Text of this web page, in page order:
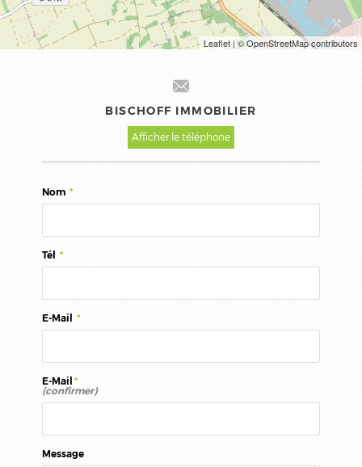
Leaflet | © OpenStreetMap contributors
BISCHOFF IMMOBILIER
Afficher le téléphone
Nom *
Tél *
E-Mail *
E-Mail *
(confirmer)
Message